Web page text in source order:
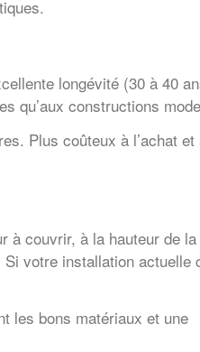
longévité (30 à 40
qu’aux constructions
Plus coûteux à l’achat et
à couvrir, à la hauteur de
votre installation actuelle
les bons matériaux et une